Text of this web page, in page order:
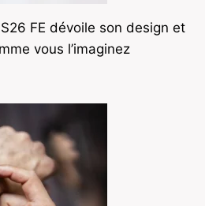
FE dévoile son design et
vous l’imaginez